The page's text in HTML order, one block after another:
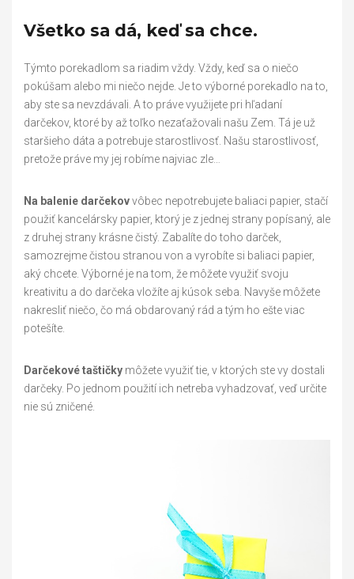
Všetko sa dá, keď sa chce.
Týmto porekadlom sa riadim vždy. Vždy, keď sa o niečo
pokúšam alebo mi niečo nejde. Je to výborné porekadlo na to,
aby ste sa nevzdávali. A to práve využijete pri hľadaní
darčekov, ktoré by až toľko nezaťažovali našu Zem. Tá je už
staršieho dáta a potrebuje starostlivosť. Našu starostlivosť,
pretože práve my jej robíme najviac zle…
Na balenie darčekovvôbec nepotrebujete baliaci papier, stačí
použiť kancelársky papier, ktorý je z jednej strany popísaný, ale
z druhej strany krásne čistý. Zabalíte do toho darček,
samozrejme čistou stranou von a vyrobíte si baliaci papier,
aký chcete. Výborné je na tom, že môžete využiť svoju
kreativitu a do darčeka vložíte aj kúsok seba. Navyše môžete
nakresliť niečo, čo má obdarovaný rád a tým ho ešte viac
potešíte.
Darčekové taštičky môžete využiť tie, v ktorých ste vy dostali
darčeky. Po jednom použití ich netreba vyhadzovať, veď určite
nie sú zničené.